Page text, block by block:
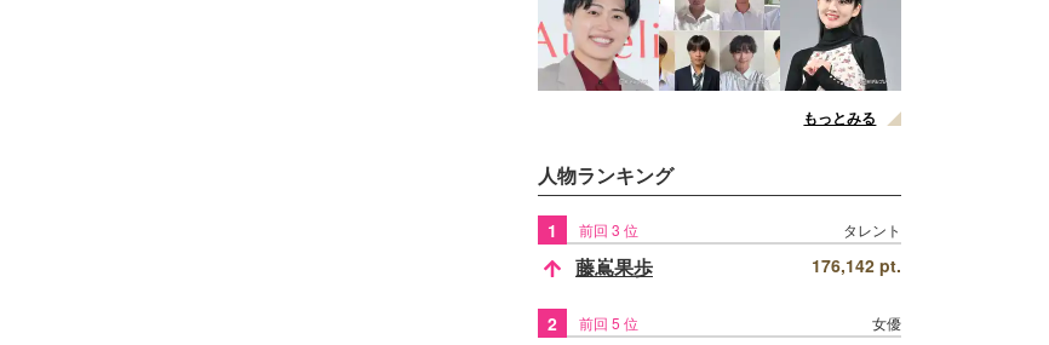
もっとみる
人物ランキング
1 前回 3 位 タレント
藤嶌果歩 176,142 pt.
2 前回 5 位 女優